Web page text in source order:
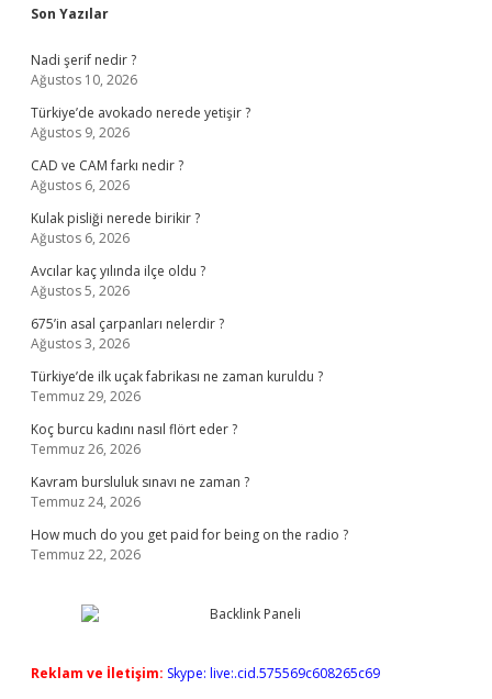
Sidebar
Son Yazılar
Nadi şerif nedir ?
Ağustos 10, 2026
Türkiye’de avokado nerede yetişir ?
Ağustos 9, 2026
CAD ve CAM farkı nedir ?
Ağustos 6, 2026
Kulak pisliği nerede birikir ?
Ağustos 6, 2026
Avcılar kaç yılında ilçe oldu ?
Ağustos 5, 2026
675’in asal çarpanları nelerdir ?
Ağustos 3, 2026
Türkiye’de ilk uçak fabrikası ne zaman kuruldu ?
Temmuz 29, 2026
Koç burcu kadını nasıl flört eder ?
Temmuz 26, 2026
Kavram bursluluk sınavı ne zaman ?
Temmuz 24, 2026
How much do you get paid for being on the radio ?
Temmuz 22, 2026
Reklam ve İletişim: Skype: live:.cid.575569c608265c69